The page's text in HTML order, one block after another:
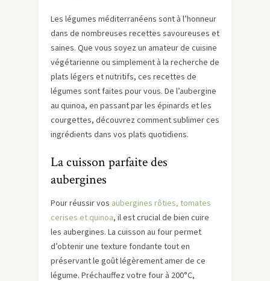
Les légumes méditerranéens sont à l’honneur
dans de nombreuses recettes savoureuses et
saines. Que vous soyez un amateur de cuisine
végétarienne ou simplement à la recherche de
plats légers et nutritifs, ces recettes de
légumes sont faites pour vous. De l’aubergine
au quinoa, en passant par les épinards et les
courgettes, découvrez comment sublimer ces
ingrédients dans vos plats quotidiens.
La cuisson parfaite des
aubergines
Pour réussir vos aubergines rôties, tomates
cerises et quinoa, il est crucial de bien cuire
les aubergines. La cuisson au four permet
d’obtenir une texture fondante tout en
préservant le goût légèrement amer de ce
légume. Préchauffez votre four à 200°C,